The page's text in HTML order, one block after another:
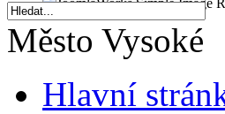
Město Vysoké
Hlavní